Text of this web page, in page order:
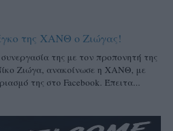
της ΧΑΝΘ ο Ζιώγας!
της με τον προπονητή της
Ζιώγα, ανακοίνωσε η ΧΑΝΘ, με
της στο Facebook. Έπειτα...